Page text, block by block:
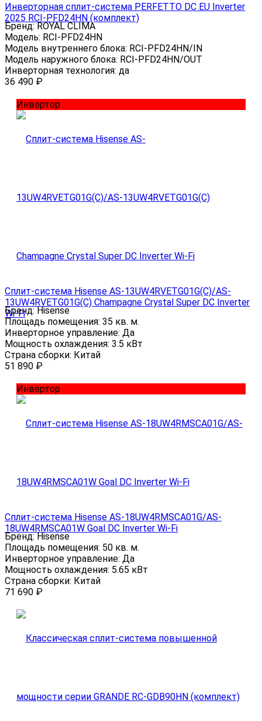
Инверторная сплит-система PERFETTO DC EU Inverter
2025 RCI-PFD24HN (комплект)
Бренд:ROYAL CLIMA
Модель: RCI-PFD24HN
Модель внутреннего блока: RCI-PFD24HN/IN
Модель наружного блока: RCI-PFD24HN/OUT
Инверторная технология: да
36 490 ₽
Инвертор
Сплит-система Hisense AS-13UW4RVETG01G(C)/AS-
13UW4RVETG01G(C) Champagne Crystal Super DC Inverter
Wi-Fi
Бренд:Hisense
Площадь помещения: 35 кв. м.
Инверторное управление: Да
Мощность охлаждения: 3.5 кВт
Страна сборки: Китай
51 890 ₽
Инвертор
Сплит-система Hisense AS-18UW4RMSCA01G/AS-
18UW4RMSCA01W Goal DC Inverter Wi-Fi
Бренд:Hisense
Площадь помещения: 50 кв. м.
Инверторное управление: Да
Мощность охлаждения: 5.65 кВт
Страна сборки: Китай
71 690 ₽